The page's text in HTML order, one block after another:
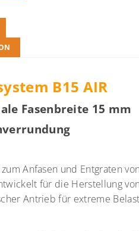
B15 AIR
Fasenbreite 15 mm
Anfasen und Entgraten
für die Herstellung
Antrieb für extreme